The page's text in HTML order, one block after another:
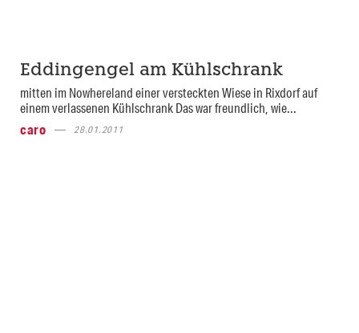
Eddingengel am Kühlschrank
mitten im Nowhereland einer versteckten Wiese in Rixdorf auf
einem verlassenen Kühlschrank Das war freundlich, wie...
caro
28.01.2011